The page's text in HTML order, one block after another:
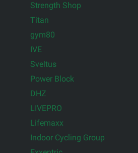
Strength Shop
Titan
gym80
IVE
Sveltus
Power Block
DHZ
LIVEPRO
Lifemaxx
Indoor Cycling Group